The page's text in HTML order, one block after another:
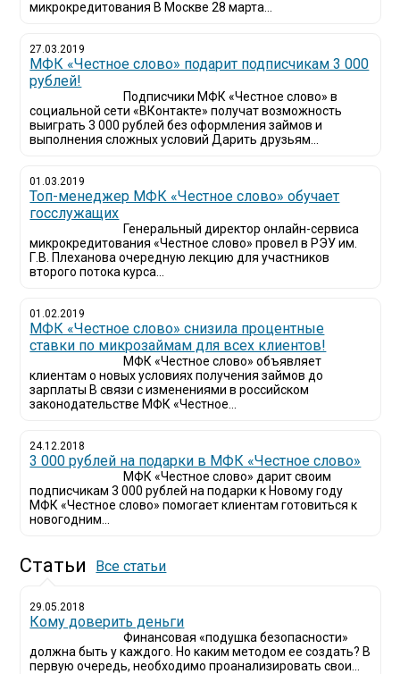
микрокредитования В Москве 28 марта...
27.03.2019
МФК «Честное слово» подарит подписчикам 3 000
рублей!
Подписчики МФК «Честное слово» в
социальной сети «ВКонтакте» получат возможность
выиграть 3 000 рублей без оформления займов и
выполнения сложных условий Дарить друзьям...
01.03.2019
Топ-менеджер МФК «Честное слово» обучает
госслужащих
Генеральный директор онлайн-сервиса
микрокредитования «Честное слово» провел в РЭУ им.
Г.В. Плеханова очередную лекцию для участников
второго потока курса...
01.02.2019
МФК «Честное слово» снизила процентные
ставки по микрозаймам для всех клиентов!
МФК «Честное слово» объявляет
клиентам о новых условиях получения займов до
зарплаты В связи с изменениями в российском
законодательстве МФК «Честное...
24.12.2018
3 000 рублей на подарки в МФК «Честное слово»
МФК «Честное слово» дарит своим
подписчикам 3 000 рублей на подарки к Новому году
МФК «Честное слово» помогает клиентам готовиться к
новогодним...
Статьи Все статьи
29.05.2018
Кому доверить деньги
Финансовая «подушка безопасности»
должна быть у каждого. Но каким методом ее создать? В
первую очередь, необходимо проанализировать свои...